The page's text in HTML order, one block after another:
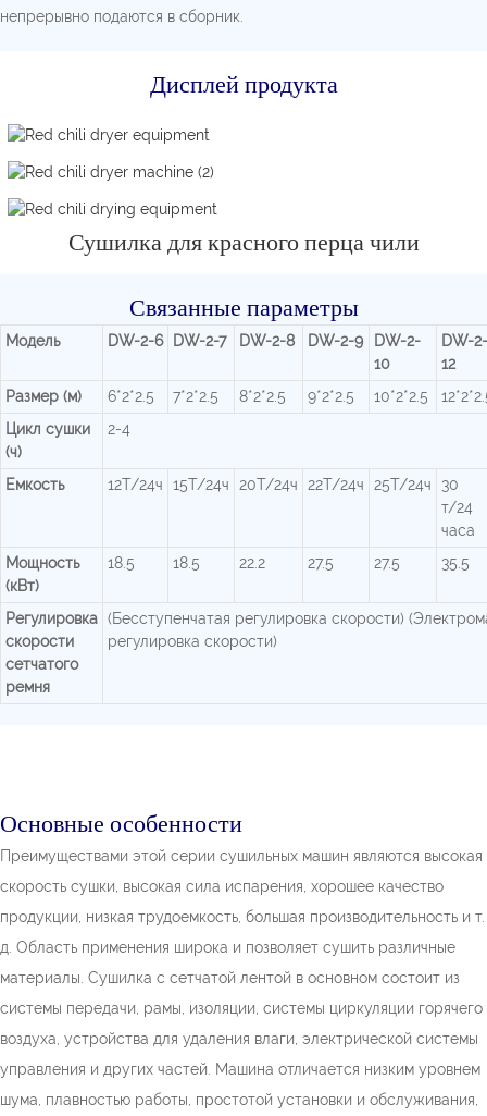
непрерывно подаются в сборник.
Дисплей продукта
Сушилка для красного перца чили
Связанные параметры
Модель DW-2-6 DW-2-7 DW-2-8 DW-2-9
DW-2-
10
DW-2-
12
Размер (м)
6*2*2.5 7*2*2.5 8*2*2.5 9*2*2.5 10*2*2.5
Цикл сушки
(ч)
2-4
Емкость 12Т/24ч 15Т/24ч 20Т/24ч 22Т/24ч 25Т/24ч
30
т/24
часа
Мощность
(кВт)
18.5 18.5 22.2 27.5 27.5 35.5
Регулировка
скорости
сетчатого
ремня
(Бесступенчатая регулировка скорости)
регулировка скорости)
Основные особенности
Преимуществами этой серии сушильных машин являются высокая
скорость сушки, высокая сила испарения, хорошее качество
продукции, низкая трудоемкость, большая производительность и т.
д. Область применения широка и позволяет сушить различные
материалы. Сушилка с сетчатой ​​лентой в основном состоит из
системы передачи, рамы, изоляции, системы циркуляции горячего
воздуха, устройства для удаления влаги, электрической системы
управления и других частей. Машина отличается низким уровнем
шума, плавностью работы, простотой установки и обслуживания,